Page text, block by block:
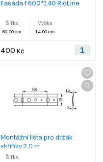
Fasáda f 600*140 RioLine
Šířka
60.00 cm
Výška
14.00 cm
400 Kč
Montážní lišta pro držák
skříňky 2,0 m
Šířka